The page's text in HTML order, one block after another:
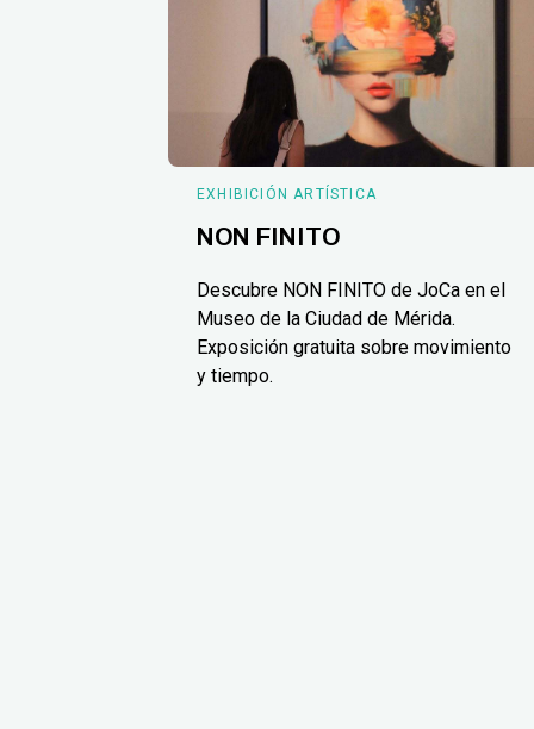
EXHIBICIÓN ARTÍSTICA
NON FINITO
Descubre NON FINITO de JoCa en el
Museo de la Ciudad de Mérida.
Exposición gratuita sobre movimiento
y tiempo.